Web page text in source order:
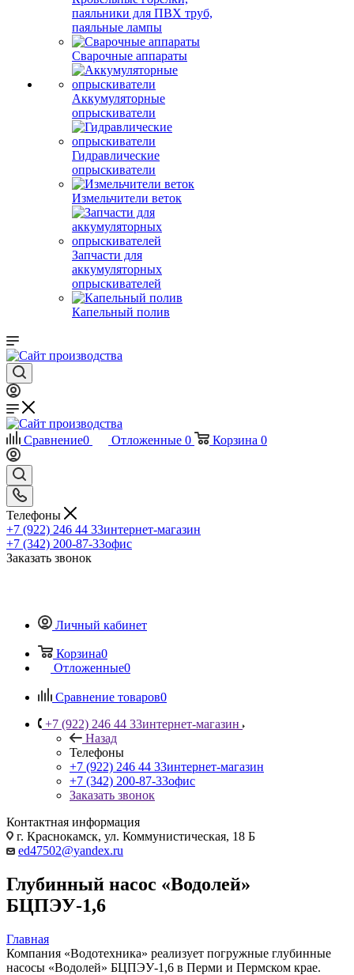
паяльники для ПВХ труб,
паяльные лампы
Сварочные аппараты
Аккумуляторные
опрыскиватели
Гидравлические
опрыскиватели
Измельчители веток
Запчасти для
аккумуляторных
опрыскивателей
Капельный полив
Сравнение0 Отложенные 0 Корзина 0
Телефоны
+7 (922) 246 44 33интернет-магазин
+7 (342) 200-87-33офис
Заказать звонок
Личный кабинет
Корзина0
Отложенные0
Сравнение товаров0
+7 (922) 246 44 33интернет-магазин
Назад
Телефоны
+7 (922) 246 44 33интернет-магазин
+7 (342) 200-87-33офис
Заказать звонок
Контактная информация
г. Краснокамск, ул. Коммунистическая, 18 Б
ed47502@yandex.ru
Глубинный насос «Водолей»
БЦПЭУ-1,6
Главная
Компания «Водотехника» реализует погружные глубинные
насосы «Водолей» БЦПЭУ-1,6 в Перми и Пермском крае.